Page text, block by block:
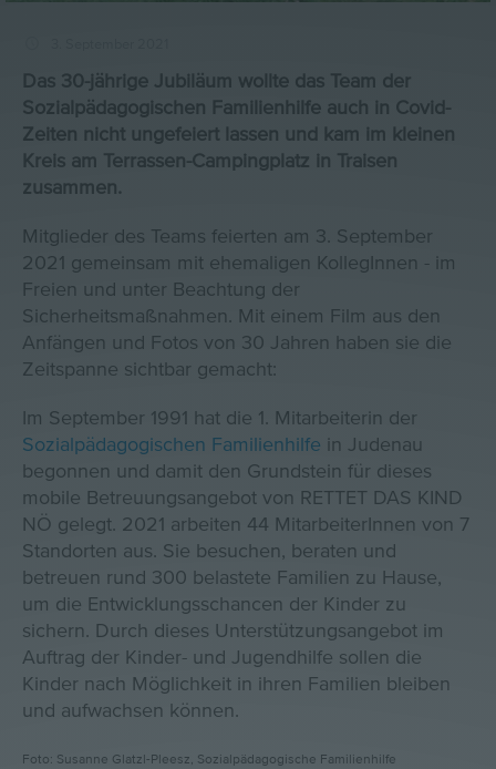
Das 30-jährige Jubiläum wollte das Team der
Sozialpädagogischen Familienhilfe auch in Covid-
Zeiten nicht ungefeiert lassen und kam im kleinen
Kreis am Terrassen-Campingplatz in Traisen
zusammen.
Mitglieder des Teams feierten am 3. September
2021 gemeinsam mit ehemaligen KollegInnen - im
Freien und unter Beachtung der
Sicherheitsmaßnahmen. Mit einem Film aus den
Anfängen und Fotos von 30 Jahren haben sie die
Zeitspanne sichtbar gemacht:
Im September 1991 hat die 1. Mitarbeiterin der
Sozialpädagogischen Familienhilfe in Judenau
begonnen und damit den Grundstein für dieses
mobile Betreuungsangebot von RETTET DAS KIND
NÖ gelegt. 2021 arbeiten 44 MitarbeiterInnen von 7
Standorten aus. Sie besuchen, beraten und
betreuen rund 300 belastete Familien zu Hause,
um die Entwicklungsschancen der Kinder zu
sichern. Durch dieses Unterstützungsangebot im
Auftrag der Kinder- und Jugendhilfe sollen die
Kinder nach Möglichkeit in ihren Familien bleiben
und aufwachsen können.
Foto: Susanne Glatzl-Pleesz, Sozialpädagogische Familienhilfe